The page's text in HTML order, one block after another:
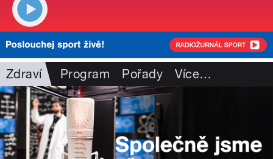
Zdraví Program Pořady Více…